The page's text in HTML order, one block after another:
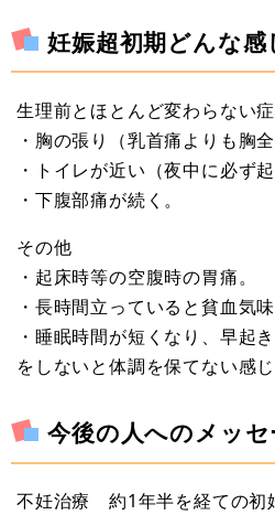
妊娠超初期どんな感
生理前とほとんど変わらない
・胸の張り（乳首痛よりも胸
・トイレが近い（夜中に必ず起
・下腹部痛が続く。
その他
・起床時等の空腹時の胃痛。
・長時間立っていると貧血気味
・睡眠時間が短くなり、早起
をしないと体調を保てない感じ
今後の人へのメッセ
不妊治療 約1年半を経ての初